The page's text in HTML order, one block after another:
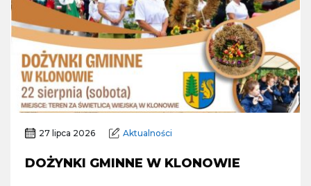
27 lipca 2026 Aktualności
DOŻYNKI GMINNE W KLONOWIE